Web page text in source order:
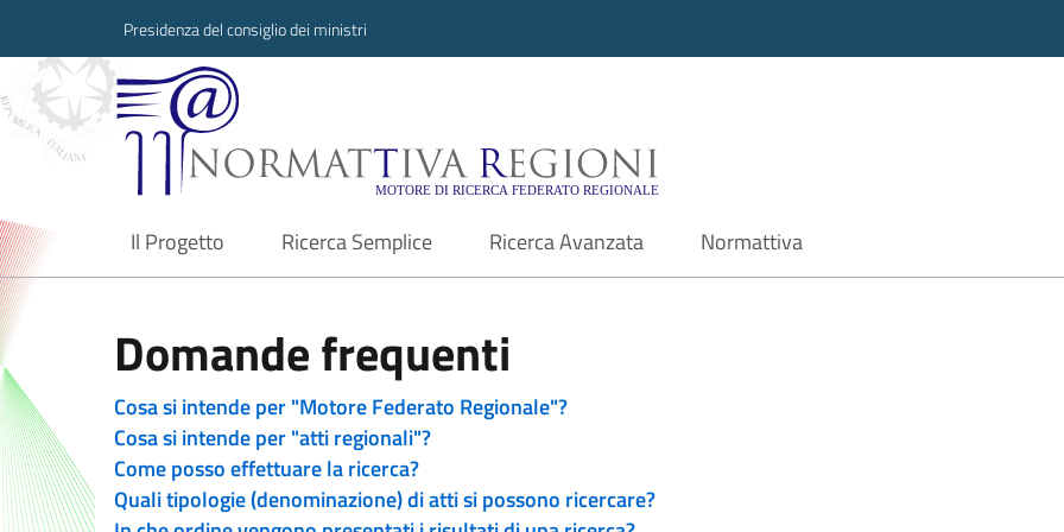
Presidenza del consiglio dei ministri
Normattiva Regioni - Motore di ricerca
Il Progetto
current Ricerca Semplice Ricerca Avanzata Normattiva
Domande frequenti
Cosa si intende per "Motore Federato Regionale"?
Cosa si intende per "atti regionali"?
Come posso effettuare la ricerca?
Quali tipologie (denominazione) di atti si possono ricercare?